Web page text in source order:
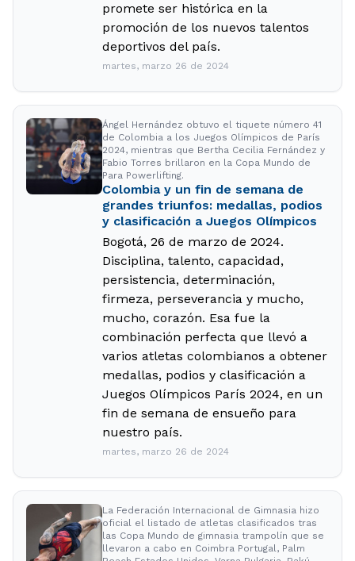
promete ser histórica en la
promoción de los nuevos talentos
deportivos del país.
martes, marzo 26 de 2024
Ángel Hernández obtuvo el tiquete número 41
de Colombia a los Juegos Olímpicos de París
2024, mientras que Bertha Cecilia Fernández y
Fabio Torres brillaron en la Copa Mundo de
Para Powerlifting.
Colombia y un fin de semana de
grandes triunfos: medallas, podios
y clasificación a Juegos Olímpicos
Bogotá, 26 de marzo de 2024.
Disciplina, talento, capacidad,
persistencia, determinación,
firmeza, perseverancia y mucho,
mucho, corazón. Esa fue la
combinación perfecta que llevó a
varios atletas colombianos a obtener
medallas, podios y clasificación a
Juegos Olímpicos París 2024, en un
fin de semana de ensueño para
nuestro país.
martes, marzo 26 de 2024
La Federación Internacional de Gimnasia hizo
oficial el listado de atletas clasificados tras
las Copa Mundo de gimnasia trampolín que se
llevaron a cabo en Coimbra Portugal, Palm